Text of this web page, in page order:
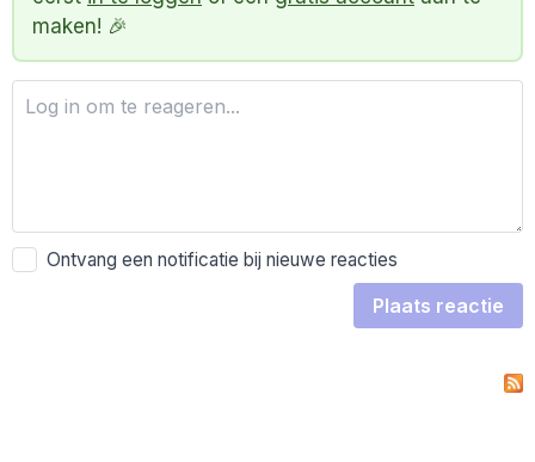
maken! 🎉
Ontvang een notificatie bij nieuwe reacties
Plaats reactie